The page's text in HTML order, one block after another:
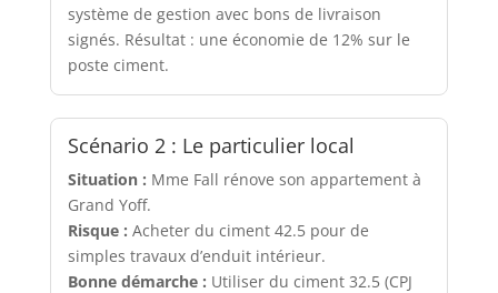
système de gestion avec bons de livraison
signés. Résultat : une économie de 12% sur le
poste ciment.
Scénario 2 : Le particulier local
Situation : Mme Fall rénove son appartement à
Grand Yoff.
Risque : Acheter du ciment 42.5 pour de
simples travaux d’enduit intérieur.
Bonne démarche : Utiliser du ciment 32.5 (CPJ